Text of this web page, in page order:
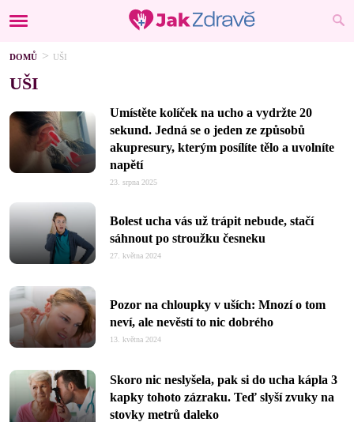
DOMŮ UŠI
UŠI
Umístěte kolíček na ucho a vydržte 20
sekund. Jedná se o jeden ze způsobů
akupresury, kterým posílíte tělo a uvolníte
napětí
23. srpna 2025
Bolest ucha vás už trápit nebude, stačí
sáhnout po stroužku česneku
27. května 2024
Pozor na chloupky v uších: Mnozí o tom
neví, ale nevěstí to nic dobrého
13. května 2024
Skoro nic neslyšela, pak si do ucha kápla 3
kapky tohoto zázraku. Teď slyší zvuky na
stovky metrů daleko